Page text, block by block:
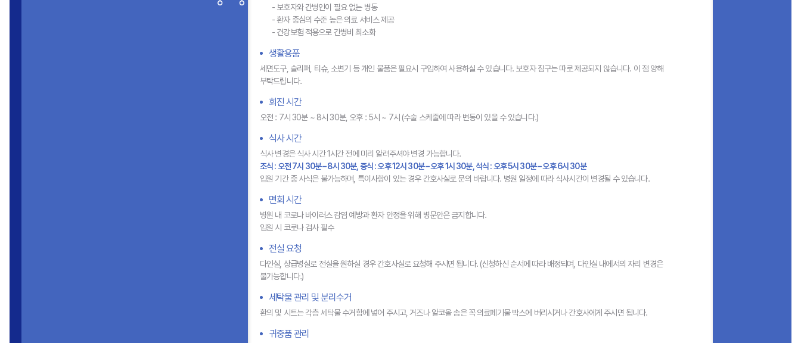
- 보호자와 간병인이 필요 없는 병동
- 환자 중심의 수준 높은 의료 서비스 제공
- 건강보험 적용으로 간병비 최소화​
생활용품
세면도구, 슬리퍼, 티슈, 소변기 등 개인 물품은 필요시 구입하여 사용하실 수 있습니다. 보호자 침구는 따로 제공되지 않습니다. 이 점 양해
부탁드립니다.
회진 시간
오전 : 7시 30분 ~ 8시 30분, 오후 : 5시 ~ 7시 (수술 스케줄에 따라 변동이 있을 수 있습니다.)
식사 시간
식사 변경은 식사 시간 1시간 전에 미리 알려주셔야 변경 가능합니다.
조식 : 오전 7시 30분 – 8시 30분, 중식 : 오후 12시 30분 – 오후 1시 30분, 석식 : 오후 5시 30분 – 오후 6시 30분
입원 기간 중 사식은 불가능하며, 특이사항이 있는 경우 간호사실로 문의 바랍니다. 병원 일정에 따라 식사시간이 변경될 수 있습니다.
면회 시간
병원 내 코로나 바이러스 감염 예방과 환자 안정을 위해 병문안은 금지합니다.
입원 시 코로나 검사 필수
전실 요청
다인실, 상급병실로 전실을 원하실 경우 간호사실로 요청해 주시면 됩니다. (신청하신 순서에 따라 배정되며, 다인실 내에서의 자리 변경은
불가능합니다.)
세탁물 관리 및 분리수거
환의 및 시트는 각층 세탁물 수거함에 넣어 주시고, 거즈나 알코올 솜은 꼭 의료폐기물 박스에 버리시거나 간호사에게 주시면 됩니다.
귀중품 관리